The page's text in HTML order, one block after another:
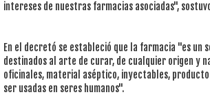
intereses de nuestras farmacias asociadas",
En el decretó se estableció que la farmacia "es un
destinados al arte de curar, de cualquier origen y
oficinales, material aséptico, inyectables,
ser usadas en seres humanos".